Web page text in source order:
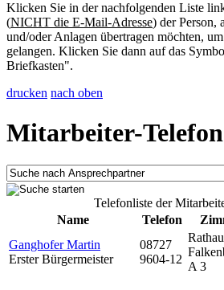
Klicken Sie in der nachfolgenden Liste
(NICHT die E-Mail-Adresse) der Person,
und/oder Anlagen übertragen möchten,
gelangen. Klicken Sie dann auf das
Briefkasten".
drucken nach oben
Mitarbeiter-
Telefonliste der
Name
Telefon
Ganghofer Martin
Erster Bürgermeister
08727
9604-12
A 3